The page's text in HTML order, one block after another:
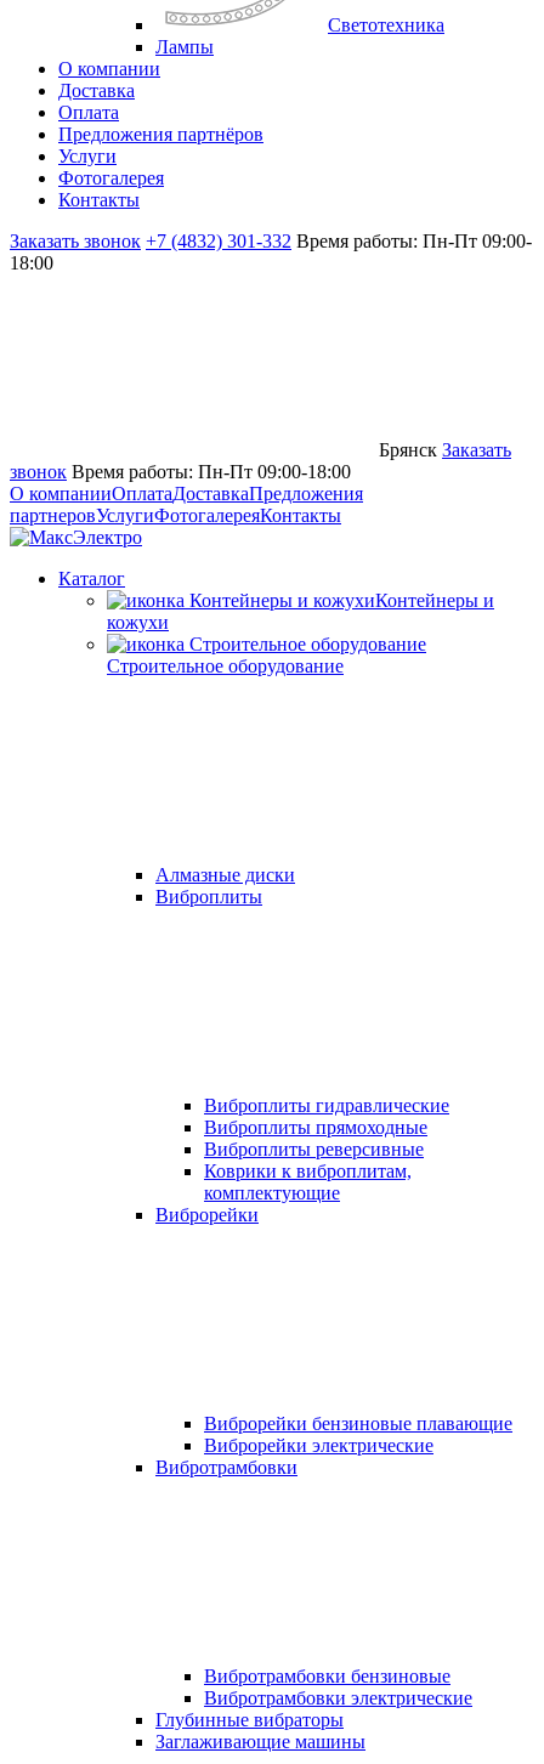
Светотехника
Лампы
О компании
Доставка
Оплата
Предложения партнёров
Услуги
Фотогалерея
Контакты
Заказать звонок +7 (4832) 301-332 Время работы: Пн-Пт 09:00-
18:00
Брянск Заказать
звонок Время работы: Пн-Пт 09:00-18:00
О компанииОплатаДоставкаПредложения
партнеровУслугиФотогалереяКонтакты
Каталог
Контейнеры и
кожухи
Строительное оборудование
Алмазные диски
Виброплиты
Виброплиты гидравлические
Виброплиты прямоходные
Виброплиты реверсивные
Коврики к виброплитам,
комплектующие
Виброрейки
Виброрейки бензиновые плавающие
Виброрейки электрические
Вибротрамбовки
Вибротрамбовки бензиновые
Вибротрамбовки электрические
Глубинные вибраторы
Заглаживающие машины